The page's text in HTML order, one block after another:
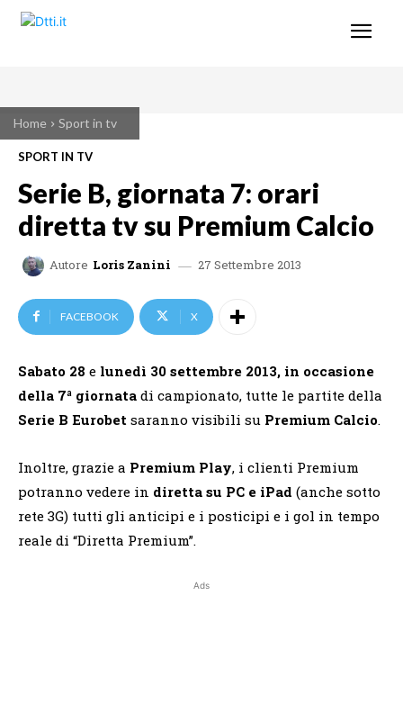
Home Sport in tv
SPORT IN TV
Serie B, giornata 7: orari
diretta tv su Premium Calcio
Autore Loris Zanini 27 Settembre 2013
FACEBOOK X
Sabato 28 e lunedì 30 settembre 2013, in occasione
della 7ª giornata di campionato, tutte le partite della
Serie B Eurobet saranno visibili su Premium Calcio.
Inoltre, grazie a Premium Play, i clienti Premium
potranno vedere in diretta su PC e iPad (anche sotto
rete 3G) tutti gli anticipi e i posticipi e i gol in tempo
reale di “Diretta Premium”.
Ads